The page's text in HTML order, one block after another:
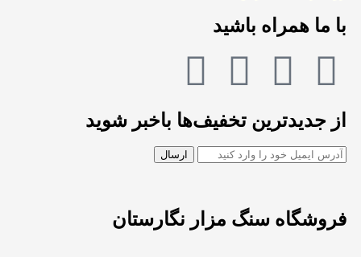
با ما همراه باشید
از جدیدترین تخفیف‌ها باخبر شوید
فروشگاه سنگ مزار نگارستان